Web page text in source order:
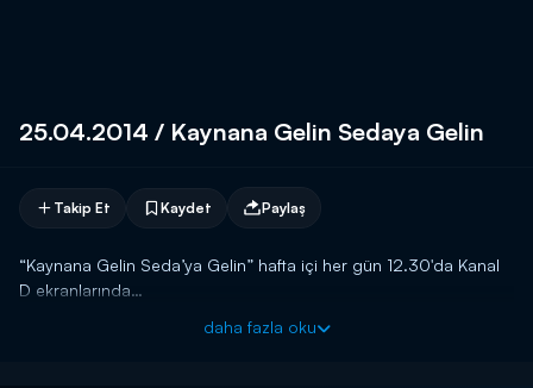
25.04.2014 / Kaynana Gelin Sedaya Gelin
Takip Et Kaydet Paylaş
“Kaynana Gelin Seda’ya Gelin” hafta içi her gün 12.30'da Kanal
D ekranlarında…
daha fazla oku